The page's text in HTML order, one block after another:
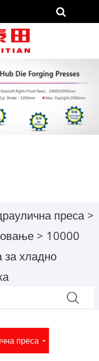
преса >
> 10000
за хладно
преса